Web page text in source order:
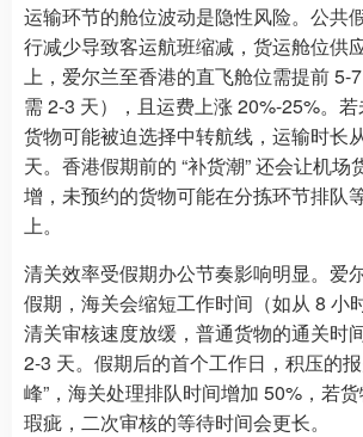
运输环节的舱位波动是隐性风险。公共
行减少导致客运航班缩减，货运舱位供
上，爱尔兰至香港的直飞舱位需提前 5-
需 2-3 天），且运费上涨 20%-25%。若
货物可能被迫选择中转航线，运输时长
天。香港假期前的 “补货潮” 还会让机场
增，未预约的货物可能在分拣环节排队
上。
清关效率受假期办公节奏影响明显。爱
假期，海关会缩短工作时间（如从 8 小
清关审核速度放缓，普通货物的通关时
2-3 天。假期后的首个工作日，积压的
峰”，海关处理排队时间增加 50%，若
瑕疵，二次审核的等待时间会更长。